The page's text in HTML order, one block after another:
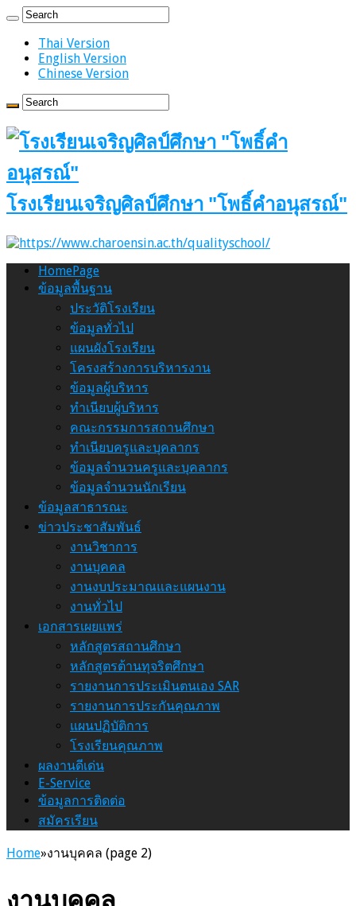
Thai Version
English Version
Chinese Version
โรงเรียนเจริญศิลป์ศึกษา "โพธิ์คำอนุสรณ์"
HomePage
ข้อมูลพื้นฐาน
ประวัติโรงเรียน
ข้อมูลทั่วไป
แผนผังโรงเรียน
โครงสร้างการบริหารงาน
ข้อมูลผู้บริหาร
ทำเนียบผู้บริหาร
คณะกรรมการสถานศึกษา
ทำเนียบครูและบุคลากร
ข้อมูลจำนวนครูและบุคลากร
ข้อมูลจำนวนนักเรียน
ข้อมูลสาธารณะ
ข่าวประชาสัมพันธ์
งานวิชาการ
งานบุคคล
งานงบประมาณและแผนงาน
งานทั่วไป
เอกสารเผยแพร่
หลักสูตรสถานศึกษา
หลักสูตรต้านทุจริตศึกษา
รายงานการประเมินตนเอง SAR
รายงานการประกันคุณภาพ
แผนปฏิบัติการ
โรงเรียนคุณภาพ
ผลงานดีเด่น
E-Service
ข้อมูลการติดต่อ
สมัครเรียน
Home»งานบุคคล (page 2)